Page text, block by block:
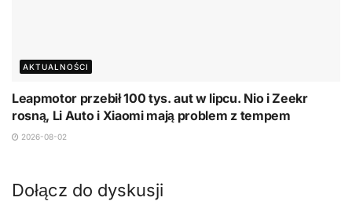
AKTUALNOŚCI
Leapmotor przebił 100 tys. aut w lipcu. Nio i Zeekr
rosną, Li Auto i Xiaomi mają problem z tempem
2026-08-02
Dołącz do dyskusji